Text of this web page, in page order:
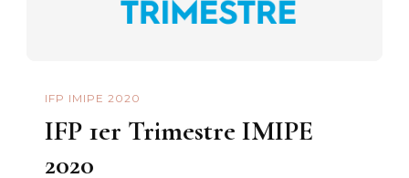
IFP IMIPE 2020
IFP 1er Trimestre IMIPE
2020